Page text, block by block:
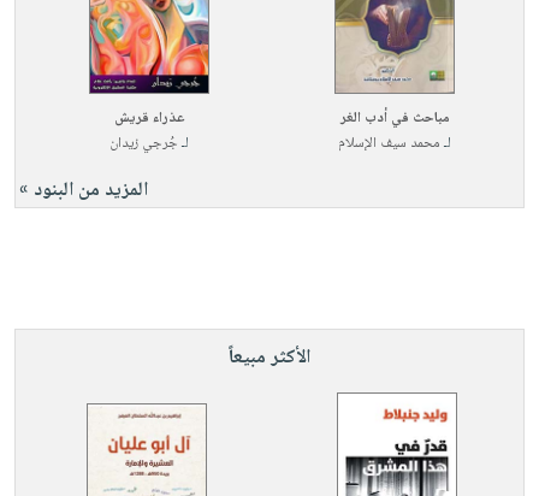
مباحث في أدب الغر
لـمحمد سيف الإسلام
عذراء قريش
لـجُرجي زيدان
المزيد من البنود »
الأكثر مبيعاً